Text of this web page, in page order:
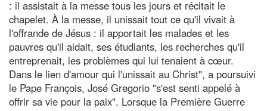
: il assistait à la messe tous les jours et récitait le
chapelet. À la messe, il unissait tout ce qu'il vivait à
l'offrande de Jésus : il apportait les malades et les
pauvres qu'il aidait, ses étudiants, les recherches qu'il
entreprenait, les problèmes qui lui tenaient à cœur.
Dans le lien d'amour qui l'unissait au Christ", a poursuivi
le Pape François, José Gregorio "s'est senti appelé à
offrir sa vie pour la paix". Lorsque la Première Guerre